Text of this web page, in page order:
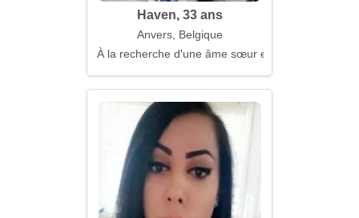
Haven, 33 ans
Anvers, Belgique
À la recherche d'une âme sœur et d'un film